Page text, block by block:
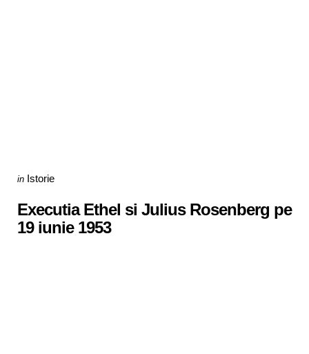
Categories
Posted
in Istorie
Executia Ethel si Julius Rosenberg pe
19 iunie 1953